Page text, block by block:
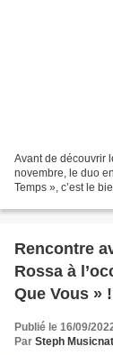
Avant de découvrir
novembre, le duo
Temps », c’est le
Rencontre
Rossa à
Que Vous » !
Publié le 16/09/
Par Steph